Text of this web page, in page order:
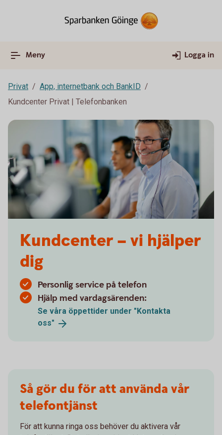
Meny Logga in
Privat
App, internetbank och BankID
Kundcenter Privat | Telefonbanken
Kundcenter – vi hjälper
dig
Personlig service på telefon
Hjälp med vardagsärenden:
Se våra öppettider under "Kontakta
oss"
Så gör du för att använda vår
telefontjänst
För att kunna ringa oss behöver du aktivera vår